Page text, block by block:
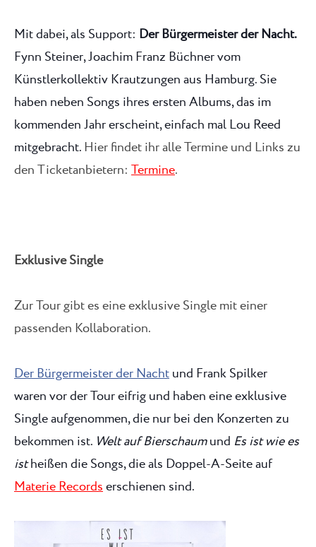
Mit dabei, als Support: Der Bürgermeister der Nacht.
Fynn Steiner, Joachim Franz Büchner vom
Künstlerkollektiv Krautzungen aus Hamburg. Sie
haben neben Songs ihres ersten Albums, das im
kommenden Jahr erscheint, einfach mal Lou Reed
mitgebracht. Hier findet ihr alle Termine und Links zu
den Ticketanbietern: Termine.
Exklusive Single
Zur Tour gibt es eine exklusive Single mit einer
passenden Kollaboration.
Der Bürgermeister der Nachtund Frank Spilker
waren vor der Tour eifrig und haben eine exklusive
Single aufgenommen, die nur bei den Konzerten zu
bekommen ist. Welt auf Bierschaumund Es ist wie es
istheißen die Songs, die als Doppel-A-Seite auf
Materie Recordserschienen sind.